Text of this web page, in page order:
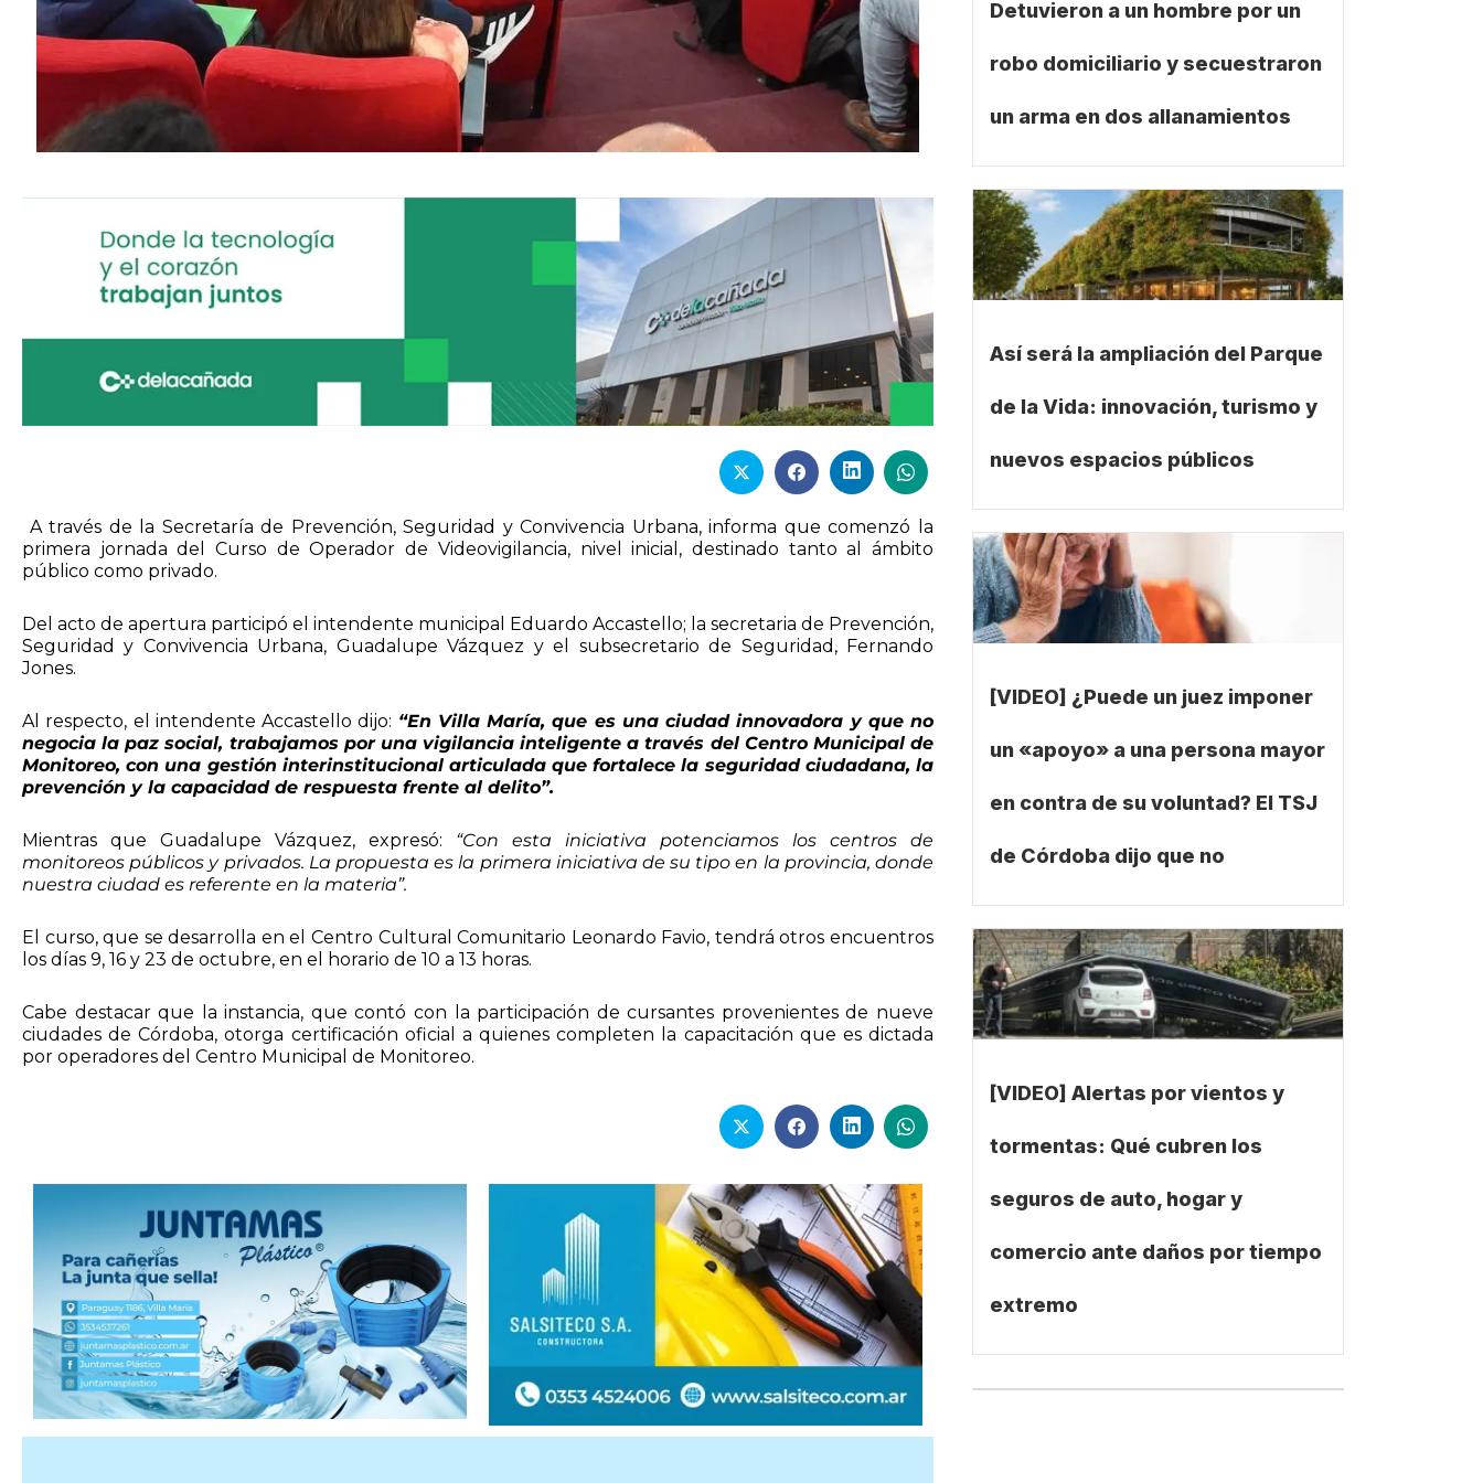
A través de la Secretaría de Prevención, Seguridad y Convivencia Urbana, informa que comenzó la
primera jornada del Curso de Operador de Videovigilancia, nivel inicial, destinado tanto al ámbito
público como privado.
Del acto de apertura participó el intendente municipal Eduardo Accastello; la secretaria de Prevención,
Seguridad y Convivencia Urbana, Guadalupe Vázquez y el subsecretario de Seguridad, Fernando
Jones.
Al respecto, el intendente Accastello dijo: “En Villa María, que es una ciudad innovadora y que no
negocia la paz social, trabajamos por una vigilancia inteligente a través del Centro Municipal de
Monitoreo, con una gestión interinstitucional articulada que fortalece la seguridad ciudadana, la
prevención y la capacidad de respuesta frente al delito”.
Mientras que Guadalupe Vázquez, expresó: “Con esta iniciativa potenciamos los centros de
monitoreos públicos y privados. La propuesta es la primera iniciativa de su tipo en la provincia, donde
nuestra ciudad es referente en la materia”.
El curso, que se desarrolla en el Centro Cultural Comunitario Leonardo Favio, tendrá otros encuentros
los días 9, 16 y 23 de octubre, en el horario de 10 a 13 horas.
Cabe destacar que la instancia, que contó con la participación de cursantes provenientes de nueve
ciudades de Córdoba, otorga certificación oficial a quienes completen la capacitación que es dictada
por operadores del Centro Municipal de Monitoreo.
Detuvieron a un hombre por un
robo domiciliario y secuestraron
un arma en dos allanamientos
Así será la ampliación del Parque
de la Vida: innovación, turismo y
nuevos espacios públicos
[VIDEO] ¿Puede un juez imponer
un «apoyo» a una persona mayor
en contra de su voluntad? El TSJ
de Córdoba dijo que no
[VIDEO] Alertas por vientos y
tormentas: Qué cubren los
seguros de auto, hogar y
comercio ante daños por tiempo
extremo